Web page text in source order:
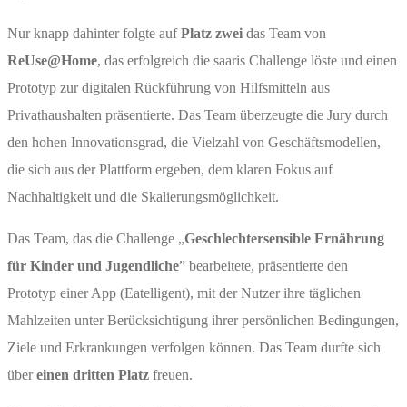
Nur knapp dahinter folgte aufPlatz zwei das Team von
ReUse@Home, das erfolgreich die saaris Challenge löste und einen
Prototyp zur digitalen Rückführung von Hilfsmitteln aus
Privathaushalten präsentierte. Das Team überzeugte die Jury durch
den hohen Innovationsgrad, die Vielzahl von Geschäftsmodellen,
die sich aus der Plattform ergeben, dem klaren Fokus auf
Nachhaltigkeit und die Skalierungsmöglichkeit.
Das Team, das die Challenge „Geschlechtersensible Ernährung
für Kinder und Jugendliche” bearbeitete, präsentierte den
Prototyp einer App (Eatelligent), mit der Nutzer ihre täglichen
Mahlzeiten unter Berücksichtigung ihrer persönlichen Bedingungen,
Ziele und Erkrankungen verfolgen können. Das Team durfte sich
übereinen dritten Platz freuen.